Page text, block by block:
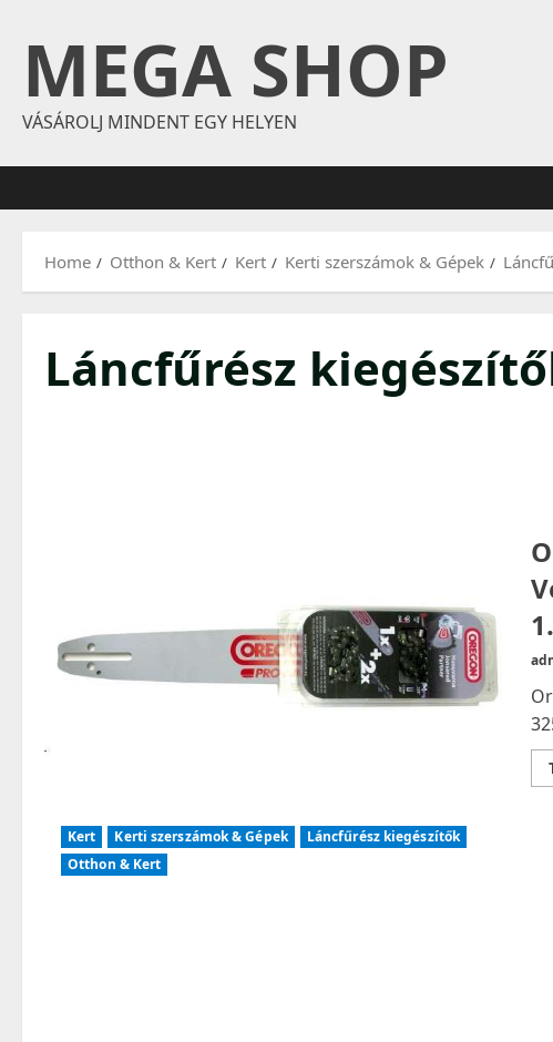
content
MEGA SHOP
VÁSÁROLJ MINDENT EGY HELYEN
Home Otthon & Kert Kert Kerti szerszámok & Gépek
Láncfűrész
Kert Kerti szerszámok & Gépek
Láncfűrész kiegészítők
Otthon & Kert